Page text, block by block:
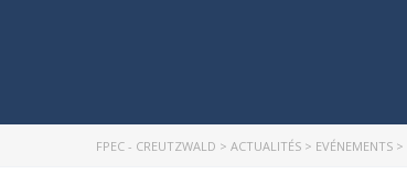
FPEC - CREUTZWALD > ACTUALITÉS > EVÉNEMENTS >